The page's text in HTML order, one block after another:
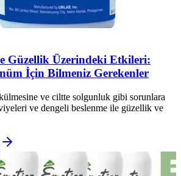
Güzellik Üzerindeki Etkileri:
İçin Bilmeniz Gerekenler
ve ciltte solgunluk gibi sorunlara
ve dengeli beslenme ile güzellik ve